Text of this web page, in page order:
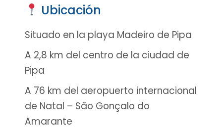
Ubicación
Situado en la playa Madeiro de Pipa
A 2,8 km del centro de la ciudad de
Pipa
A 76 km del aeropuerto internacional
de Natal – São Gonçalo do
Amarante